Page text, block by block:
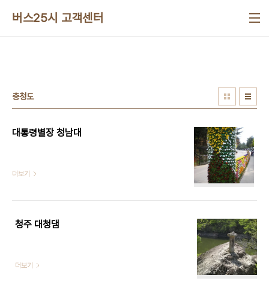
버스25시 고객센터
충청도
대통령별장 청남대
더보기
청주 대청댐
더보기